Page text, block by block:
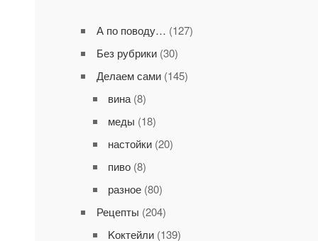
А по поводу… (127)
Без рубрики(30)
Делаем сами(145)
вина(8)
меды (18)
настойки(20)
пиво(8)
разное(80)
Рецепты (204)
Kоктейли(139)